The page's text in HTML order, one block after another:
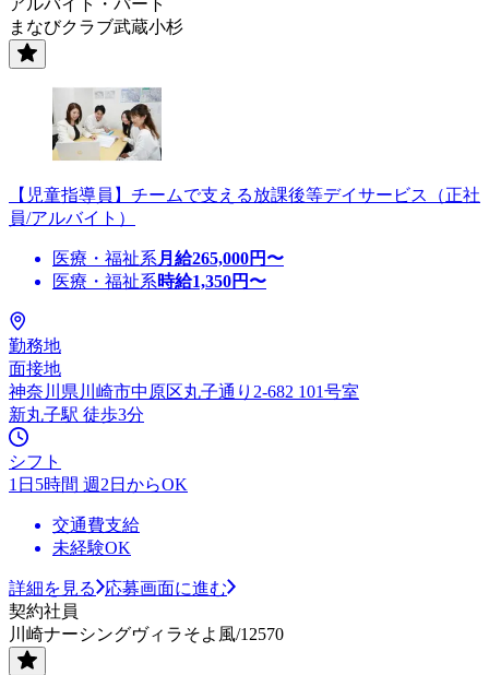
まなびクラブ武蔵小杉
【児童指導員】チームで支える放課後等デイサービス（正社
員/アルバイト）
医療・福祉系 月給265,000円〜
医療・福祉系時給1,350円〜
勤務地
面接地
神奈川県川崎市中原区丸子通り2-682 101号室
新丸子駅 徒歩3分
シフト
1日5時間 週2日からOK
交通費支給
未経験OK
詳細を見る
応募画面に進む
契約社員
川崎ナーシングヴィラそよ風/12570